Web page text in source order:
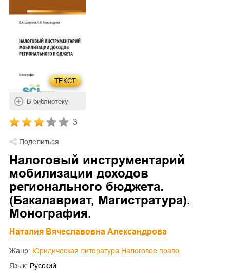
ТЕКСТ
В библиотеку
3
Поделиться
Налоговый инструментарий
мобилизации доходов
регионального бюджета.
(Бакалавриат, Магистратура).
Монография.
Наталия Вячеславовна Александрова
Жанр: Юридическая литература
Налоговое право
Язык: Русский